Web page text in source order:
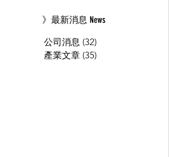
》最新消息 News
公司消息 (32)
產業文章 (35)